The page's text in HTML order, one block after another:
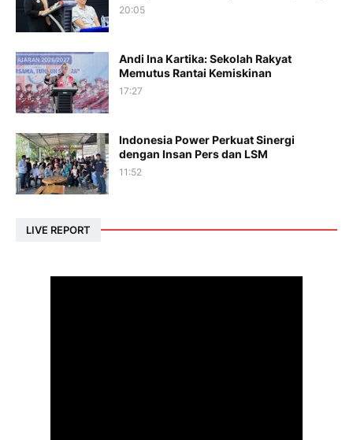
20:05
Andi Ina Kartika: Sekolah Rakyat
Memutus Rantai Kemiskinan
17:27
Indonesia Power Perkuat Sinergi
dengan Insan Pers dan LSM
11:52
LIVE REPORT